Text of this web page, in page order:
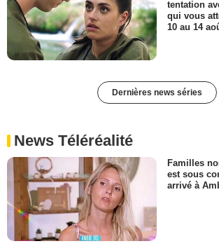
tentation
qui vous
10 au 14
Dernières news séries
News Téléréalité
Familles
est sous
arrivé à